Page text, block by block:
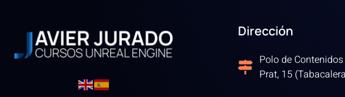
Dirección
Polo de
Prat, 15